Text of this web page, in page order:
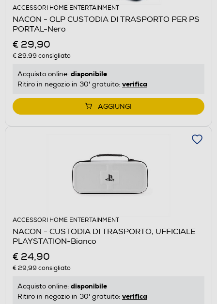
ACCESSORI HOME ENTERTAINMENT
NACON - OLP CUSTODIA DI TRASPORTO PER PS
PORTAL-Nero
€ 29,90
€ 29,99 consigliato
Acquisto online: disponibile
Ritiro in negozio in 30' gratuito: verifica
AGGIUNGI
ACCESSORI HOME ENTERTAINMENT
NACON - CUSTODIA DI TRASPORTO, UFFICIALE
PLAYSTATION-Bianco
€ 24,90
€ 29,99 consigliato
Acquisto online: disponibile
Ritiro in negozio in 30' gratuito: verifica